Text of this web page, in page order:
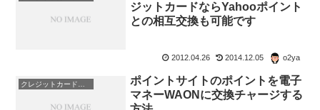
ジットカードならYahooポイント
との相互交換も可能です
2012.04.26 2014.12.05 o2ya
ポイントサイトのポイントを電子
マネーWAONに交換チャージする